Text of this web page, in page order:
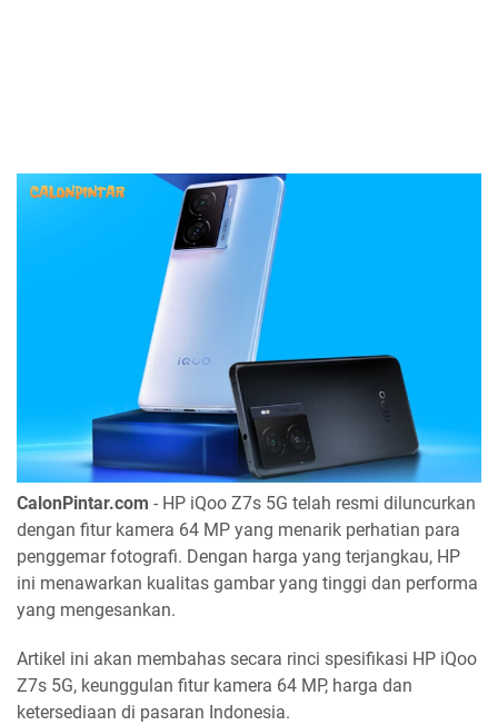
CalonPintar.com - HP iQoo Z7s 5G telah resmi diluncurkan
dengan fitur kamera 64 MP yang menarik perhatian para
penggemar fotografi. Dengan harga yang terjangkau, HP
ini menawarkan kualitas gambar yang tinggi dan performa
yang mengesankan.
Artikel ini akan membahas secara rinci spesifikasi HP iQoo
Z7s 5G, keunggulan fitur kamera 64 MP, harga dan
ketersediaan di pasaran Indonesia.